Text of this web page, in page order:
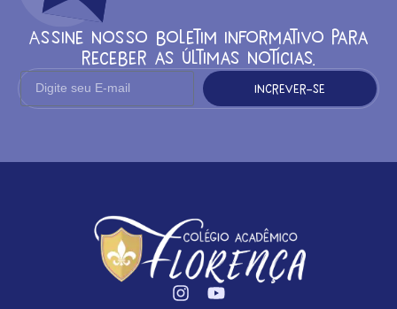
Assine nosso boletim informativo para
receber as últimas notícias.
Increver-se